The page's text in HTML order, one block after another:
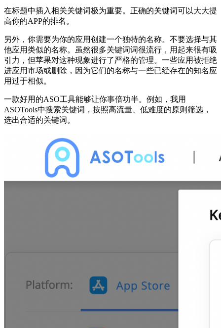
在标题中插入相关关键词极为重要。正确的关键词可以大大提
高你的APP的排名。
另外，你需要为你的应用创建一个独特的名称。不要选择与其
他应用类似的名称。虽然很多关键词词很流行，用起来很有吸
引力，但苹果对这种现象进行了严格的管理。一些应用被拒绝
进应用市场或删除，因为它们的名称与一些已经存在的知名应
用过于相似。
一款好用的ASO工具能够让你事倍功半。例如，我用
ASOTools中搜索关键词，按照高流量、低难度的原则筛选，
选出合适的关键词。